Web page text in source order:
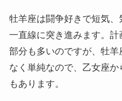
牡羊座は闘争好きで短気
一直線に突き進みます。計
部分も多いのですが、牡
なく単純なので、乙女座
もあります。